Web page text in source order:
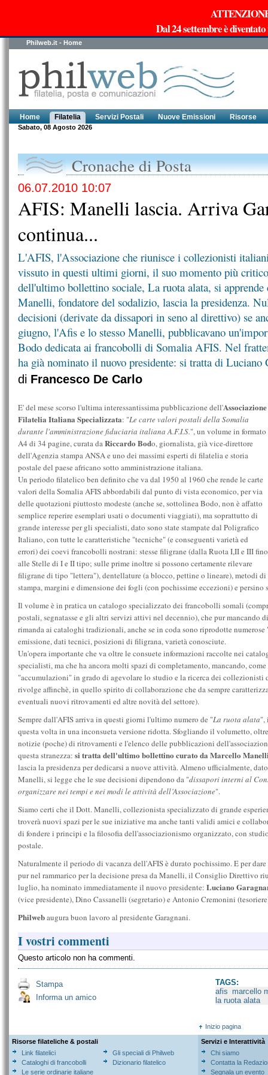
Dal 24 settembre è
Philweb.it - Home
Home Filatelia Servizi Postali Nuove Emissioni Risorse
Sabato, 08 Agosto 2026
Cronache di Posta
06.07.2010 10:07
AFIS: Manelli lascia. Arriva
continua...
L'AFIS, l'Associazione che riunisce i collezionisti
vissuto in questi ultimi giorni, il suo momento più
dell'ultimo bollettino sociale, La ruota alata, si
Manelli, fondatore del sodalizio, lascia la presidenza.
decisioni (derivate da dissapori in seno al direttivo) se
giugno, l'Afis e lo stesso Manelli, pubblicavano
Bodo dedicata ai francobolli di Somalia AFIS. Nel
ha già nominato il nuovo presidente: si tratta di Luciano
di Francesco De Carlo
E' del mese scorso l'ultima interessantissima pubblicazione dell'Associazione
Filatelia Italiana Specializzata: "Le carte valori postali della Somalia
durante l'amministrazione fiduciaria italiana A.F.I.S.", un volume in formato
A4 di 34 pagine, curata daRiccardo Bodo, giornalista, già vice-direttore
dell'Agenzia stampa ANSA e uno dei massimi esperti di filatelia e storia
postale del paese africano sotto amministrazione italiana.
Un periodo filatelico ben definito che va dal 1950 al 1960 che rende le carte
valori della Somalia AFIS abbordabili dal punto di vista economico, per via
delle quotazioni piuttosto modeste (anche se, sottolinea Bodo, non è affatto
semplice reperire esemplari usati o documenti viaggiati), ma soprattutto di
grande interesse per gli specialisti, dato sono state stampate dal Poligrafico
Italiano, con tutte le caratteristiche "tecniche" (e conseguenti varietà ed
errori) dei coevi francobolli nostrani: stesse filigrane (dalla Ruota I,II e III fino
alle Stelle di I e II tipo; sulle prime inoltre si possono certamente rilevare
filigrane di tipo "lettera"), dentellature (a blocco, pettine o lineare), metodi di
stampa, margini e dimensione dei fogli (con pochissime eccezioni) e persino
Il volume è in pratica un catalogo specializzato dei francobolli somali
postali, segnatasse e gli altri servizi attivi nel decennio), che pur mancando
rimanda ai cataloghi tradizionali, anche se in coda sono riprodotte
emissione, dati tecnici, posizioni di filigrana, varietà conosciute.
Un'opera importante che va oltre le consuete informazioni raccolte nei
specialisti, ma che ha ancora molti spazi di completamento, mancando,
"accumulazioni" in grado di agevolare lo studio e la ricerca dei collezionisti
rivolge affinchè, in quello spirito di collaborazione che da sempre
eventuali nuovi ritrovamenti ed altre novità del settore).
Sempre dall'AFIS arriva in questi giorni l'ultimo numero de "La ruota alata",
questa volta in una inconsueta versione ridotta. Sfogliando il volumetto,
notizie (poche) di ritrovamenti e l'elenco delle pubblicazioni
questa stranezza: si tratta dell'ultimo bollettino curato da Marcello
lascia la presidenza per dedicarsi a nuove attività. Almeno ufficialmente,
Manelli, si legge che le sue decisioni dipendono da "dissapori interni al
organizzare nei tempi e nei modi le attività dell’Associazione".
Siamo certi che il Dott. Manelli, collezionista specializzato di grande
troverà nuovi spazi per le sue iniziative ma anche tanti validi amici e
di fondere i principi e la filosofia dell'associazionismo organizzato, con
postale.
Naturalmente il periodo di vacanza dell'AFIS è durato pochissimo. E per
pur nel rammarico per la decisione presa da Manelli, il Consiglio Direttivo
luglio, ha nominato immediatamente il nuovo presidente: Luciano
(vice presidente), Dino Cassanelli (segretario) e Antonio Cremonini
Philwebaugura buon lavoro al presidente Garagnani.
I vostri commenti
Questo articolo non ha commenti.
Stampa
Informa un amico
TAGS:
afis marcello
la ruota alata
Inizio pagina
Risorse filateliche & postali
Link filatelici
Cataloghi di francobolli
Le serie ordinarie italiane
Gli speciali di Philweb
Dizionario filatelico
Servizi e Interattività
Chi siamo
Contatta la
Segnala un evento